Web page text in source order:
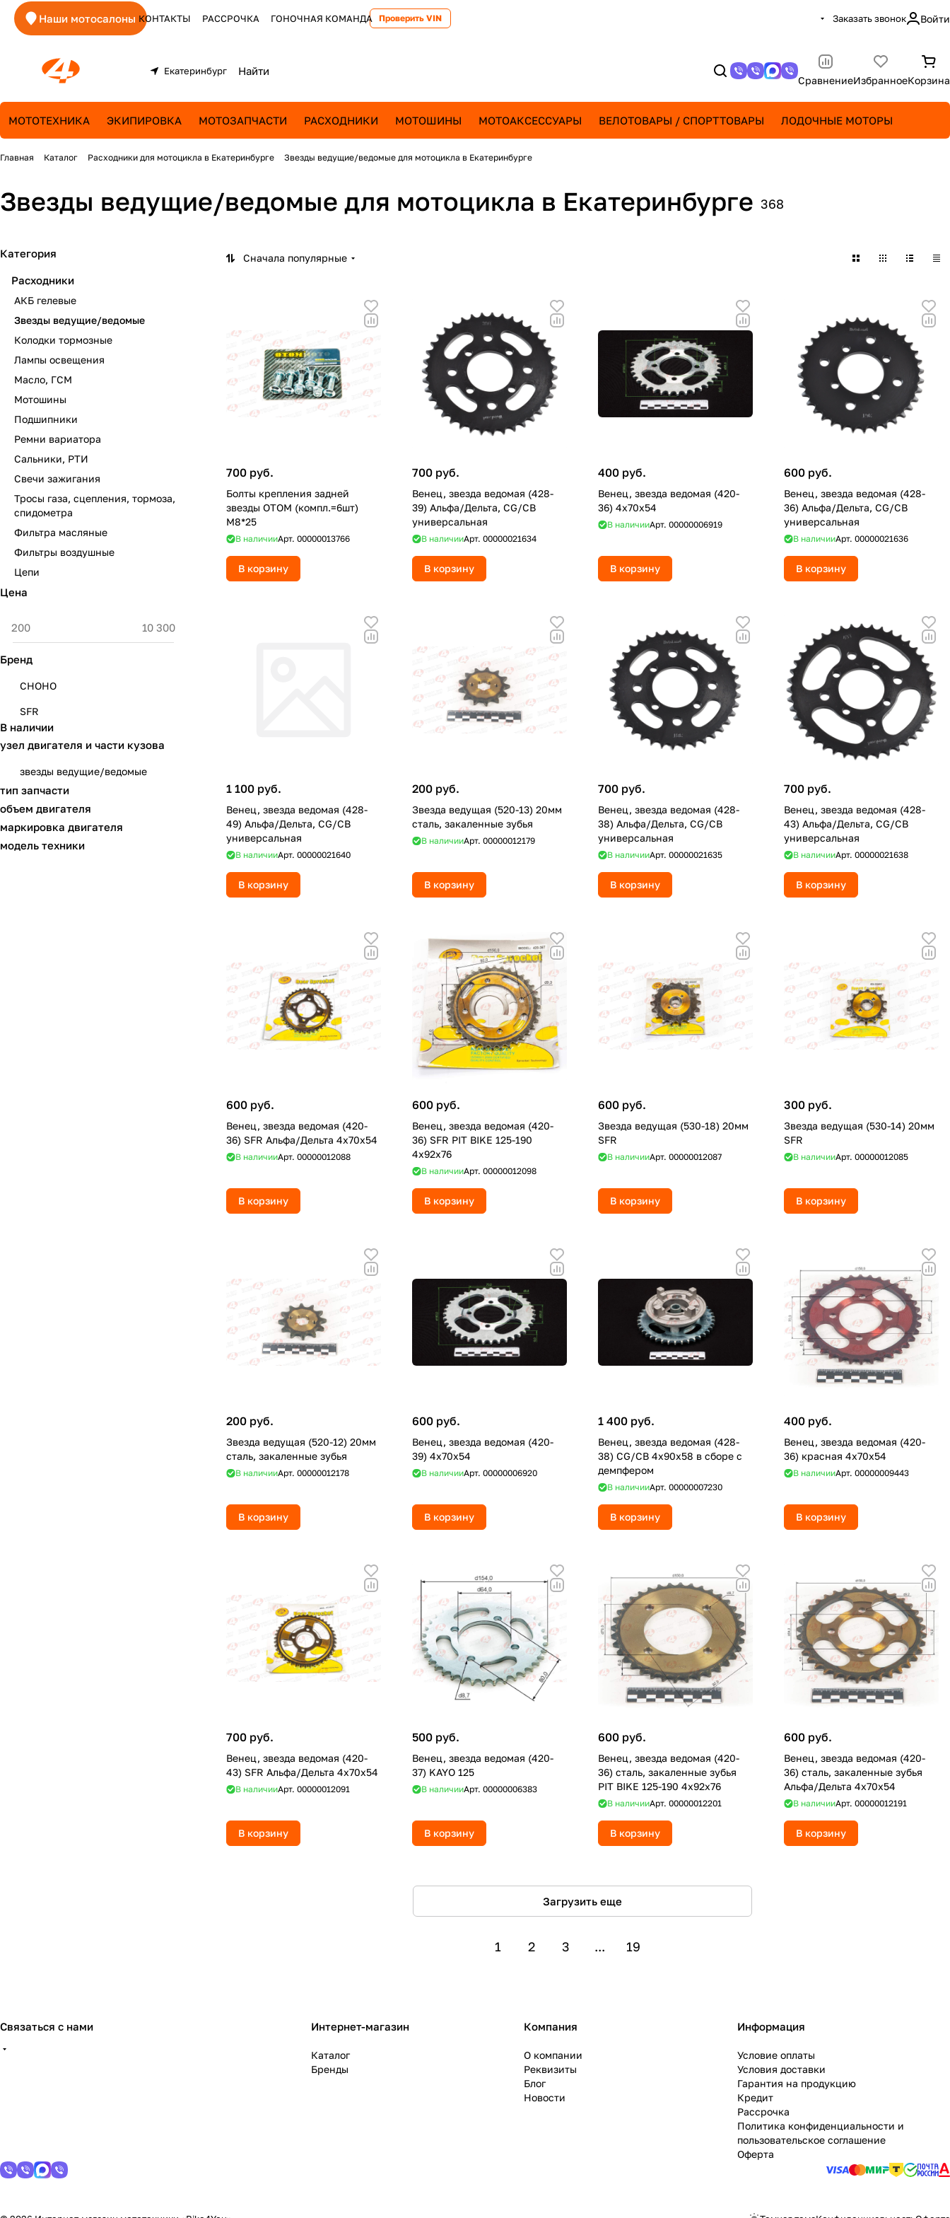
Наши мотосалоны КОНТАКТЫ РАССРОЧКА ГОНОЧНАЯ КОМАНДА Проверить VIN Заказать звонок Войти
Екатеринбург
СравнениеИзбранноеКорзина
МОТОТЕХНИКА ЭКИПИРОВКА МОТОЗАПЧАСТИ РАСХОДНИКИ МОТОШИНЫ МОТОАКСЕССУАРЫ ВЕЛОТОВАРЫ / СПОРТТОВАРЫ ЛОДОЧНЫЕ МОТОРЫ
Главная Каталог Расходники для мотоцикла в Екатеринбурге Звезды ведущие/ведомые для мотоцикла в Екатеринбурге
Звезды ведущие/ведомые для мотоцикла в Екатеринбурге 368
Сначала популярные
700 руб.
Болты крепления задней
звезды OTOM (компл.=6шт)
M8*25
В наличииАрт. 00000013766
В корзину
700 руб.
Венец, звезда ведомая (428-
39) Альфа/Дельта, CG/CB
универсальная
В наличииАрт. 00000021634
В корзину
400 руб.
Венец, звезда ведомая (420-
36) 4х70х54
В наличииАрт. 00000006919
В корзину
600 руб.
Венец, звезда ведомая (428-
36) Альфа/Дельта, CG/CB
универсальная
В наличииАрт. 00000021636
В корзину
1 100 руб.
Венец, звезда ведомая (428-
49) Альфа/Дельта, CG/CB
универсальная
В наличииАрт. 00000021640
В корзину
200 руб.
Звезда ведущая (520-13) 20мм
сталь, закаленные зубья
В наличииАрт. 00000012179
В корзину
700 руб.
Венец, звезда ведомая (428-
38) Альфа/Дельта, CG/CB
универсальная
В наличииАрт. 00000021635
В корзину
700 руб.
Венец, звезда ведомая (428-
43) Альфа/Дельта, CG/CB
универсальная
В наличииАрт. 00000021638
В корзину
600 руб.
Венец, звезда ведомая (420-
36) SFR Альфа/Дельта 4х70х54
В наличииАрт. 00000012088
В корзину
600 руб.
Венец, звезда ведомая (420-
36) SFR PIT BIKE 125-190
4х92х76
В наличииАрт. 00000012098
В корзину
600 руб.
Звезда ведущая (530-18) 20мм
SFR
В наличииАрт. 00000012087
В корзину
300 руб.
Звезда ведущая (530-14) 20мм
SFR
В наличииАрт. 00000012085
В корзину
200 руб.
Звезда ведущая (520-12) 20мм
сталь, закаленные зубья
В наличииАрт. 00000012178
В корзину
600 руб.
Венец, звезда ведомая (420-
39) 4х70х54
В наличииАрт. 00000006920
В корзину
1 400 руб.
Венец, звезда ведомая (428-
38) CG/CB 4х90х58 в сборе с
демпфером
В наличииАрт. 00000007230
В корзину
400 руб.
Венец, звезда ведомая (420-
36) красная 4х70х54
В наличииАрт. 00000009443
В корзину
700 руб.
Венец, звезда ведомая (420-
43) SFR Альфа/Дельта 4х70х54
В наличииАрт. 00000012091
В корзину
500 руб.
Венец, звезда ведомая (420-
37) KAYO 125
В наличииАрт. 00000006383
В корзину
600 руб.
Венец, звезда ведомая (420-
36) сталь, закаленные зубья
PIT BIKE 125-190 4х92х76
В наличииАрт. 00000012201
В корзину
600 руб.
Венец, звезда ведомая (420-
36) сталь, закаленные зубья
Альфа/Дельта 4х70х54
В наличииАрт. 00000012191
В корзину
Загрузить еще
1 2 3 ... 19
Категория
Расходники
АКБ гелевые
Звезды ведущие/ведомые
Колодки тормозные
Лампы освещения
Масло, ГСМ
Мотошины
Подшипники
Ремни вариатора
Сальники, РТИ
Свечи зажигания
Тросы газа, сцепления, тормоза,
спидометра
Фильтра масляные
Фильтры воздушные
Цепи
Цена
Бренд
CHOHO
SFR
В наличии
узел двигателя и части кузова
звезды ведущие/ведомые
тип запчасти
объем двигателя
маркировка двигателя
модель техники
Связаться с нами Интернет-магазин
Каталог
Бренды
Компания
О компании
Реквизиты
Блог
Новости
Информация
Условие оплаты
Условия доставки
Гарантия на продукцию
Кредит
Рассрочка
Политика конфиденциальности и
пользовательское соглашение
Оферта